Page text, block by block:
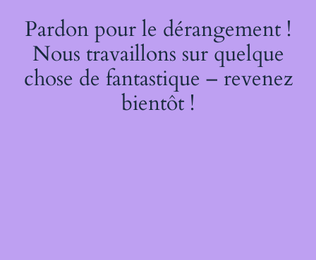
Pardon pour le dérangement !
Nous travaillons sur quelque
chose de fantastique – revenez
bientôt !